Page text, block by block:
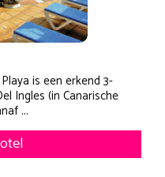
is een erkend 3-
Ingles (in Canarische
...